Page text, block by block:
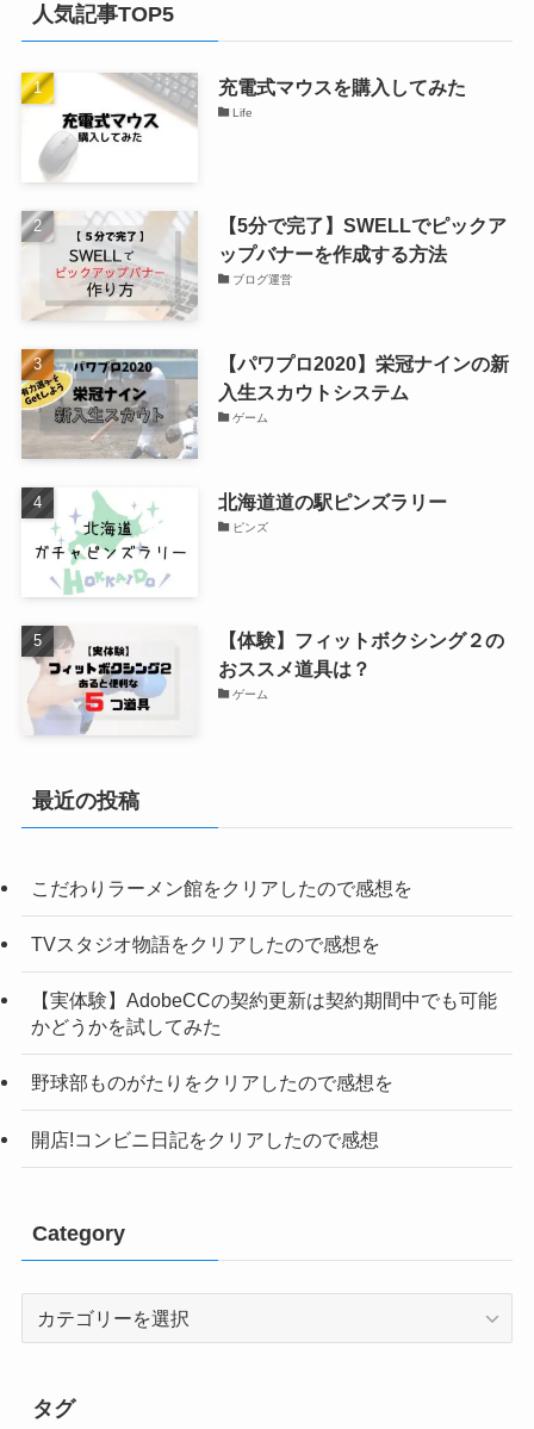
人気記事TOP5
充電式マウスを購入してみた
Life
【5分で完了】SWELLでピックア
ップバナーを作成する方法
ブログ運営
【パワプロ2020】栄冠ナインの新
入生スカウトシステム
ゲーム
北海道道の駅ピンズラリー
ピンズ
【体験】フィットボクシング２の
おススメ道具は？
ゲーム
最近の投稿
こだわりラーメン館をクリアしたので感想を
TVスタジオ物語をクリアしたので感想を
【実体験】AdobeCCの契約更新は契約期間中でも可能
かどうかを試してみた
野球部ものがたりをクリアしたので感想を
開店!コンビニ日記をクリアしたので感想
Category
Category
タグ